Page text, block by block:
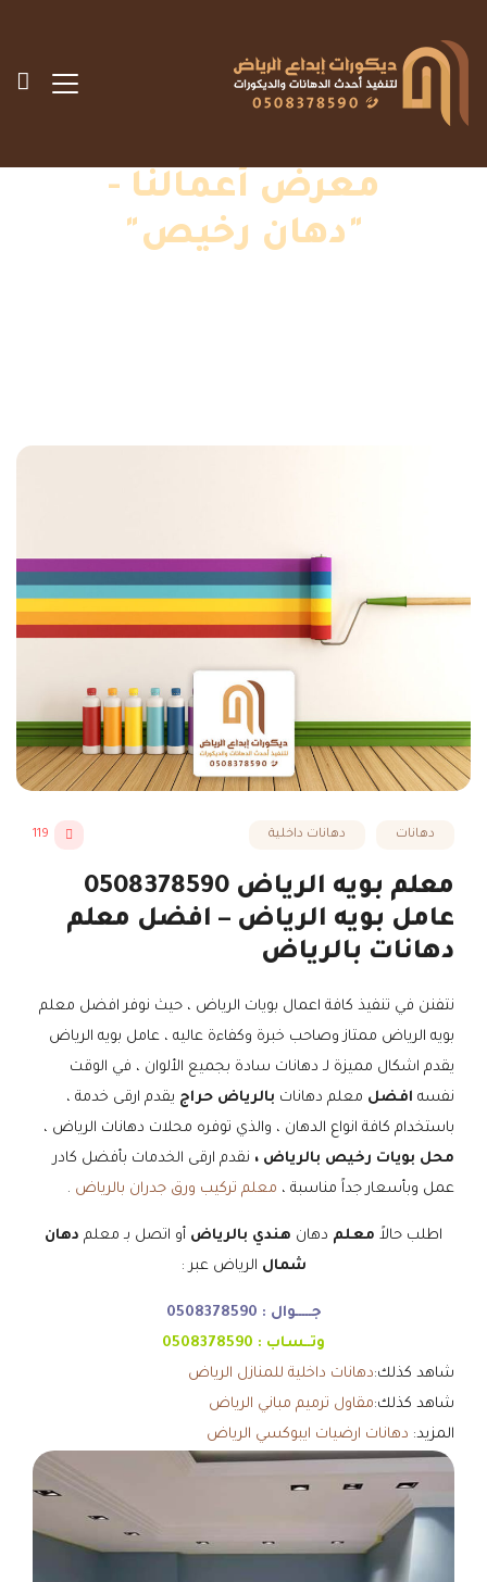
معرض أعمالنا -
"دهان رخيص"
دهانات دهانات داخلية 119
معلم بويه الرياض 0508378590
عامل بويه الرياض – افضل معلم
دهانات بالرياض
نتفنن في تنفيذ كافة اعمال بويات الرياض ، حيث نوفر افضل معلم
بويه الرياض ممتاز وصاحب خبرة وكفاءة عاليه ، عامل بويه الرياض
يقدم اشكال مميزة لـ دهانات سادة بجميع الألوان ، في الوقت
نفسه افضل معلم دهانات بالرياض حراج يقدم ارقى خدمة ،
باستخدام كافة انواع الدهان ، والذي توفره محلات دهانات الرياض ،
محل بويات رخيص بالرياض ، نقدم ارقى الخدمات بأفضل كادر
عمل وبأسعار جداً مناسبة ، معلم تركيب ورق جدران بالرياض .
اطلب حالاً معلم دهان هندي بالرياض أو اتصل بـ معلم دهان
شمال الرياض عبر :
جـــــوال : 0508378590
وتــساب : 0508378590
شاهد كذلك:دهانات داخلية للمنازل الرياض
شاهد كذلك:مقاول ترميم مباني الرياض
المزيد: دهانات ارضيات ايبوكسي الرياض